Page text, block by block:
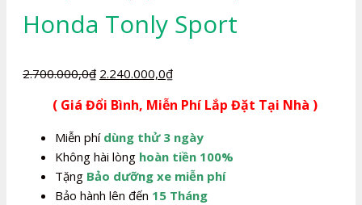
Honda Tonly Sport
2.700.000,0₫ Giá
là:
2.700.000,0₫.
2.240.000,0₫Giá
tại
2.240.000,0₫.
( Giá Đổi Bình, Miễn Phí Lắp Đặt Tại Nhà )
Miễn phí dùng thử 3 ngày
Không hài lòng hoàn tiền 100%
Tặng Bảo dưỡng xe miễn phí
Bảo hành lên đến 15 Tháng